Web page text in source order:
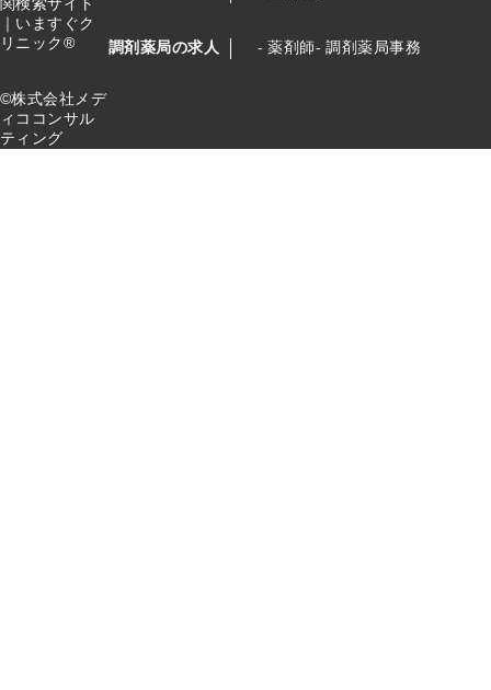
関検索サイト
｜いますぐク
リニック®
©株式会社メデ
ィココンサル
ティング
調剤薬局の求人 薬剤師 調剤薬局事務